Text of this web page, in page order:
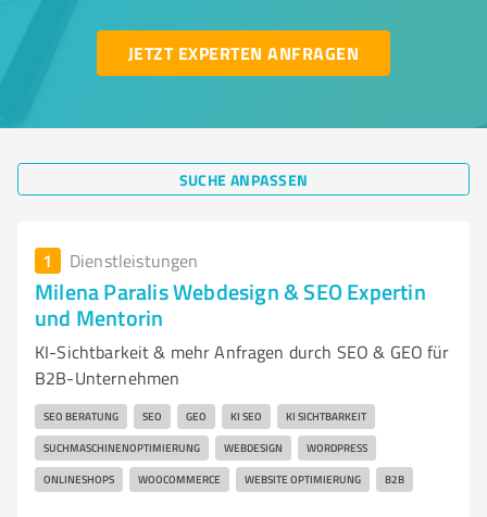
JETZT EXPERTEN ANFRAGEN
SUCHE ANPASSEN
1 Dienstleistungen
Milena Paralis Webdesign & SEO Expertin
und Mentorin
KI-Sichtbarkeit & mehr Anfragen durch SEO & GEO für
B2B-Unternehmen
SEO BERATUNG SEO GEO KI SEO KI SICHTBARKEIT
SUCHMASCHINENOPTIMIERUNG WEBDESIGN WORDPRESS
ONLINESHOPS WOOCOMMERCE WEBSITE OPTIMIERUNG B2B